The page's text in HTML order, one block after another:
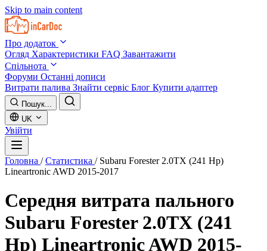
Skip to main content
Про додаток
Огляд Характеристики FAQ Завантажити
Спільнота
Форуми Останні дописи
Витрати палива Знайти сервіс Блог Купити адаптер
Пошук...
UK
Увійти
Головна / Статистика / Subaru Forester 2.0TX (241 Hp)
Lineartronic AWD 2015-2017
Середня витрата пального
Subaru Forester 2.0TX (241
Hp) Lineartronic AWD 2015-